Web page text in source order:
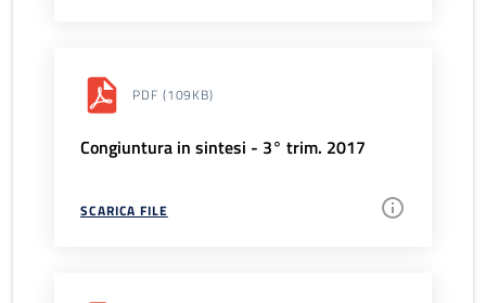
PDF (109KB)
Congiuntura in sintesi - 3° trim. 2017
SCARICA FILE